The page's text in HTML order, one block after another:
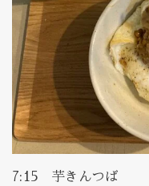
7:15 芋きんつば